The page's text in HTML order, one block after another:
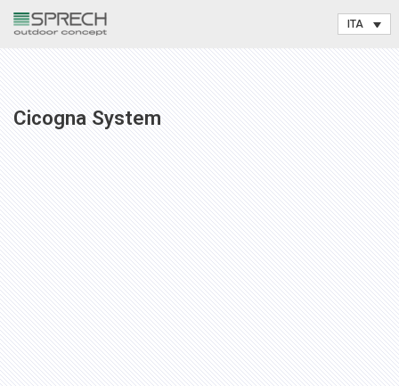
Vai
al
contenuto
Cicogna System